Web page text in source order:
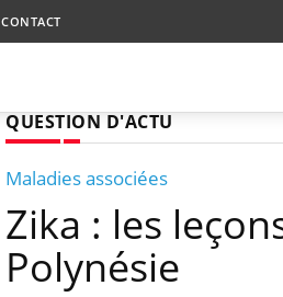
CONTACT
QUESTION D'ACTU
Maladies associées
Zika : les
Polynésie